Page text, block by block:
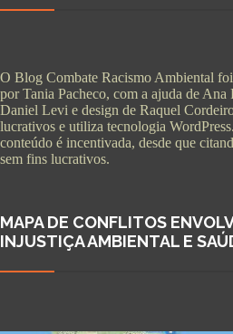
O Blog Combate Racismo Ambiental
por Tania Pacheco, com a ajuda de Ana
Daniel Levi e design de Raquel
lucrativos e utiliza tecnologia
conteúdo é incentivada, desde que
sem fins lucrativos.
MAPA DE CONFLITOS
INJUSTIÇA AMBIENTAL E